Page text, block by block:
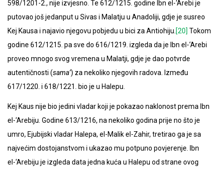
598/1201-2., nije izvjesno. Te 612/1215. godine Ibn el-‘Arebi je
putovao još jedanput u Sivas i Malatju u Anadoliji, gdje je susreo
Kej Kausa i najavio njegovu pobjedu u bici za Antiohiju. [20] Tokom
godine 612/1215. pa sve do 616/1219. izgleda da je Ibn el-‘Arebi
proveo mnogo svog vremena u Malatji, gdje je dao potvrde
autentičnosti (sama’) za nekoliko njegovih radova. Između
617/1220. i 618/1221. bio je u Halepu.
Kej Kaus nije bio jedini vladar koji je pokazao naklonost prema Ibn
el-‘Arebiju. Godine 613/1216, na nekoliko godina prije no što je
umro, Ejubijski vladar Halepa, el-Malik el-Zahir, tretirao ga je sa
najvećim dostojanstvom i ukazao mu potpuno povjerenje. Ibn
el-‘Arebiju je izgleda data jedna kuća u Halepu od strane ovog